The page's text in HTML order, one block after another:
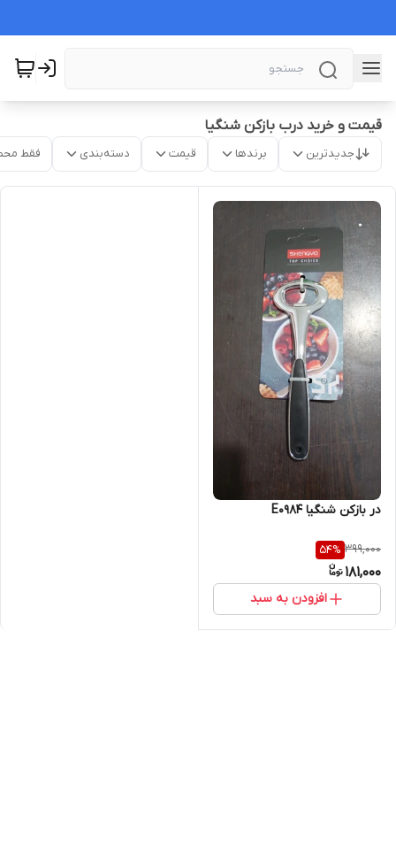
قیمت و خرید درب بازکن شنگیا
جدیدترین برندها قیمت دسته‌بندی فقط
در بازکن شنگیا E0984
399,000
54%
181,000
افزودن به سبد